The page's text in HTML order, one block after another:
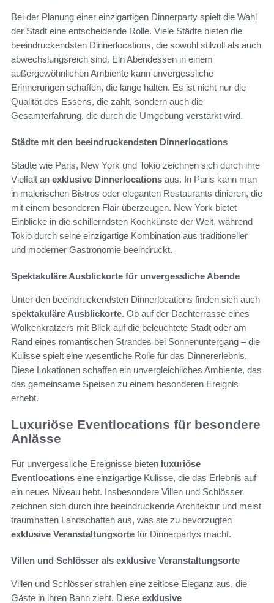
Bei der Planung einer einzigartigen Dinnerparty spielt die Wahl
der Stadt eine entscheidende Rolle. Viele Städte bieten die
beeindruckendsten Dinnerlocations, die sowohl stilvoll als auch
abwechslungsreich sind. Ein Abendessen in einem
außergewöhnlichen Ambiente kann unvergessliche
Erinnerungen schaffen, die lange halten. Es ist nicht nur die
Qualität des Essens, die zählt, sondern auch die
Gesamterfahrung, die durch die Umgebung verstärkt wird.
Städte mit den beeindruckendsten Dinnerlocations
Städte wie Paris, New York und Tokio zeichnen sich durch ihre
Vielfalt an exklusive Dinnerlocations aus. In Paris kann man
in malerischen Bistros oder eleganten Restaurants dinieren, die
mit einem besonderen Flair überzeugen. New York bietet
Einblicke in die schillerndsten Kochkünste der Welt, während
Tokio durch seine einzigartige Kombination aus traditioneller
und moderner Gastronomie beeindruckt.
Spektakuläre Ausblickorte für unvergessliche Abende
Unter den beeindruckendsten Dinnerlocations finden sich auch
spektakuläre Ausblickorte. Ob auf der Dachterrasse eines
Wolkenkratzers mit Blick auf die beleuchtete Stadt oder am
Rand eines romantischen Strandes bei Sonnenuntergang – die
Kulisse spielt eine wesentliche Rolle für das Dinnererlebnis.
Diese Lokationen schaffen ein unvergleichliches Ambiente, das
das gemeinsame Speisen zu einem besonderen Ereignis
erhebt.
Luxuriöse Eventlocations für besondere
Anlässe
Für unvergessliche Ereignisse bieten luxuriöse
Eventlocations eine einzigartige Kulisse, die das Erlebnis auf
ein neues Niveau hebt. Insbesondere Villen und Schlösser
zeichnen sich durch ihre beeindruckende Architektur und meist
traumhaften Landschaften aus, was sie zu bevorzugten
exklusive Veranstaltungsorte für Dinnerpartys macht.
Villen und Schlösser als exklusive Veranstaltungsorte
Villen und Schlösser strahlen eine zeitlose Eleganz aus, die
Gäste in ihren Bann zieht. Diese exklusive